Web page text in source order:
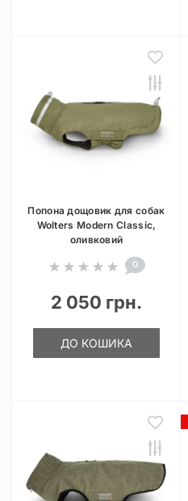
Попона дощовик для собак
Wolters Modern Classic,
оливковий
0
2 050 грн.
ДО КОШИКА